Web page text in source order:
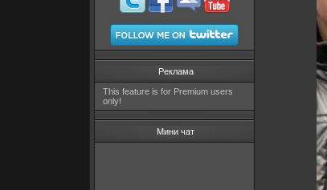
Реклама
This feature is for Premium users
only!
Мини чат